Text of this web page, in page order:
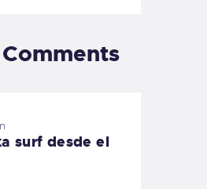
surf desde el